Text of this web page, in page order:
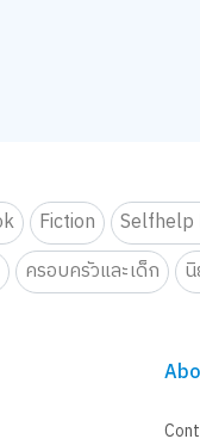
Fiction Selfhelp
ครอบครัวและเด็ก